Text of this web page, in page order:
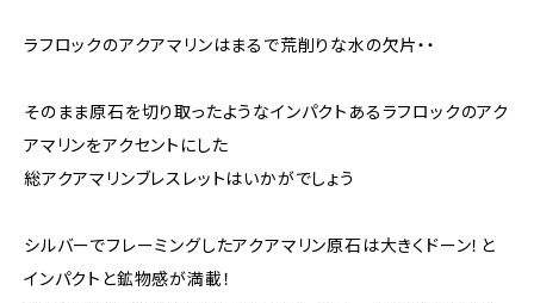
ラフロックのアクアマリンはまるで荒削りな水の欠片・・
そのまま原石を切り取ったようなインパクトあるラフロックのアク
アマリンをアクセントにした
総アクアマリンブレスレットはいかがでしょう
シルバーでフレーミングしたアクアマリン原石は大きくドーン！と
インパクトと鉱物感が満載！